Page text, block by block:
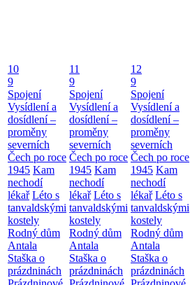
10
9
Spojení
Vysídlení a
dosídlení –
proměny
severních
Čech po roce
1945 Kam
nechodí
lékař Léto s
tanvaldskými
kostely
Rodný dům
Antala
Staška o
prázdninách
11
9
Spojení
Vysídlení a
dosídlení –
proměny
severních
Čech po roce
1945 Kam
nechodí
lékař Léto s
tanvaldskými
kostely
Rodný dům
Antala
Staška o
prázdninách
12
9
Spojení
Vysídlení a
dosídlení –
proměny
severních
Čech po roce
1945 Kam
nechodí
lékař Léto s
tanvaldskými
kostely
Rodný dům
Antala
Staška o
prázdninách